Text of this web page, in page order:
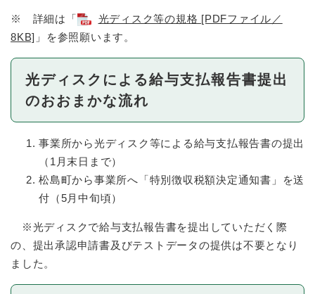
※ 詳細は「
光ディスク等の規格 [PDFファイル／
8KB] 」を参照願います。
光ディスクによる給与支払報告書提出
のおおまかな流れ
事業所から光ディスク等による給与支払報告書の提出
（1月末日まで）
松島町から事業所へ「特別徴収税額決定通知書」を送
付（5月中旬頃）
※光ディスクで給与支払報告書を提出していただく際
の、提出承認申請書及びテストデータの提供は不要となり
ました。